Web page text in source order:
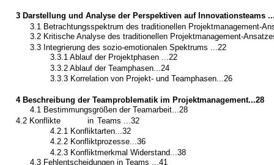
3 Darstellung und Analyse der Perspektiven auf Innovationsteams
3.1 Betrachtungsspektrum des traditionellen Projektmanagement-
3.2 Kritische Analyse des traditionellen Projektmanagement-
3.3 Integrierung des sozio-emotionalen Spektrums ...22
3.3.1 Ablauf der Projektphasen ...22
3.3.2 Ablauf der Teamphasen...24
3.3.3 Korrelation von Projekt- und Teamphasen...26
4 Beschreibung der Teamproblematik im Projektmanagement...28
4.1 Bestimmungsgrößen der Teamarbeit...28
4.2 Konflikte
in Teams ...32
4.2.1 Konfliktarten...32
4.2.2 Konfliktprozesse...36
4.2.3 Konfliktmerkmal Widerstand...38
4.3 Fehlentscheidungen in Teams ...41